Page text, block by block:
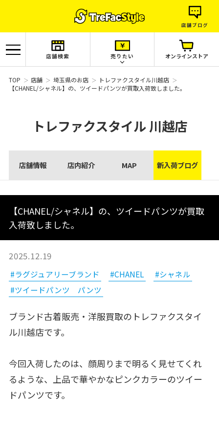
店舗ブログ
店舗検索 売りたい オンラインストア
TOP 店舗 埼玉県のお店
トレファクスタイル川越店
【CHANEL/シャネル】の、ツイードパンツが買取入荷致しました。
トレファクスタイル川越店
店舗情報 店内紹介 MAP 新入荷ブログ
【CHANEL/シャネル】の、ツイードパンツが買取
入荷致しました。
2025.12.19
#ラグジュアリーブランド #CHANEL
#シャネル
#ツイードパンツ パンツ
ブランド古着販売・洋服買取のトレファクスタイ
ル川越店です。
今回入荷したのは、顔周りまで明るく見せてくれ
るような、上品で華やかなピンクカラーのツイー
ドパンツです。